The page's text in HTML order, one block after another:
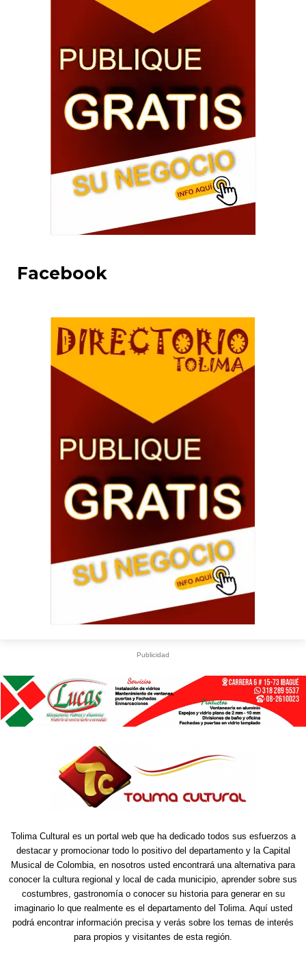
Facebook
Publicidad
Tolima Cultural es un portal web que ha dedicado todos sus esfuerzos a
destacar y promocionar todo lo positivo del departamento y la Capital
Musical de Colombia, en nosotros usted encontrará una alternativa para
conocer la cultura regional y local de cada municipio, aprender sobre sus
costumbres, gastronomía o conocer su historia para generar en su
imaginario lo que realmente es el departamento del Tolima. Aquí usted
podrá encontrar información precisa y verás sobre los temas de interés
para propios y visitantes de esta región.